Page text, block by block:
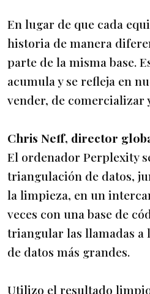
En lugar de que cada
historia de manera
parte de la misma base.
acumula y se refleja en
vender, de comercializar
Chris Neff, director
El ordenador Perplexity
triangulación de datos,
la limpieza, en un
veces con una base de
triangular las llamadas a
de datos más grandes.
Utilizo el resultado